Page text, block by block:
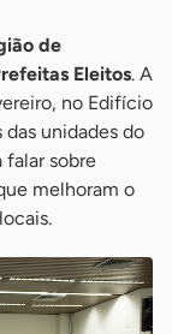
de
Eleitos. A
no Edifício
unidades do
falar sobre
melhoram o